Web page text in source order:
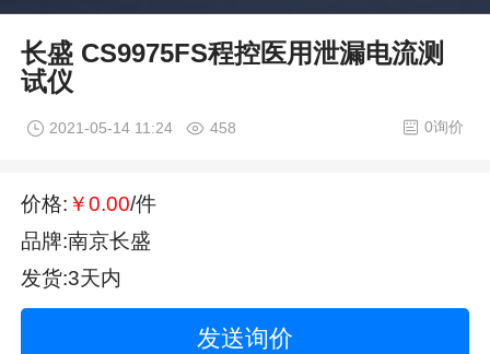
长盛 CS9975FS程控医用泄漏电流测
试仪
2021-05-14 11:24 458 0询价
价格: ￥0.00/件
品牌:南京长盛
发货:3天内
发送询价